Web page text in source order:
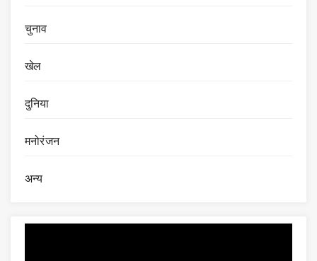
चुनाव
खेल
दुनिया
मनोरंजन
अन्य